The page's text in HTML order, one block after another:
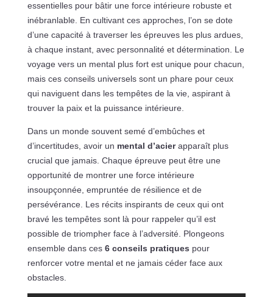
essentielles pour bâtir une force intérieure robuste et
inébranlable. En cultivant ces approches, l’on se dote
d’une capacité à traverser les épreuves les plus ardues,
à chaque instant, avec personnalité et détermination. Le
voyage vers un mental plus fort est unique pour chacun,
mais ces conseils universels sont un phare pour ceux
qui naviguent dans les tempêtes de la vie, aspirant à
trouver la paix et la puissance intérieure.
Dans un monde souvent semé d’embûches et
d’incertitudes, avoir un mental d’acierapparaît plus
crucial que jamais. Chaque épreuve peut être une
opportunité de montrer une force intérieure
insoupçonnée, empruntée de résilience et de
persévérance. Les récits inspirants de ceux qui ont
bravé les tempêtes sont là pour rappeler qu’il est
possible de triompher face à l’adversité. Plongeons
ensemble dans ces 6 conseils pratiques pour
renforcer votre mental et ne jamais céder face aux
obstacles.